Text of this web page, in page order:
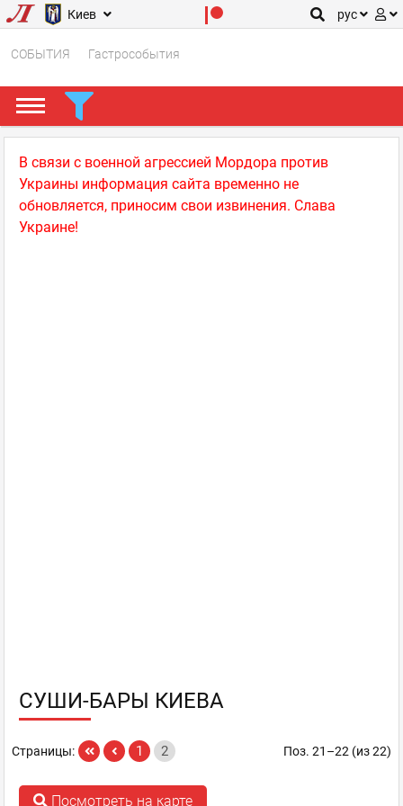
Киев рус
СОБЫТИЯ Гастрособытия
В связи с военной агрессией Мордора против
Украины информация сайта временно не
обновляется, приносим свои извинения. Слава
Украине!
СУШИ-БАРЫ КИЕВА
Поз. 21–22 (из 22)
Страницы: 1 2
Посмотреть на карте